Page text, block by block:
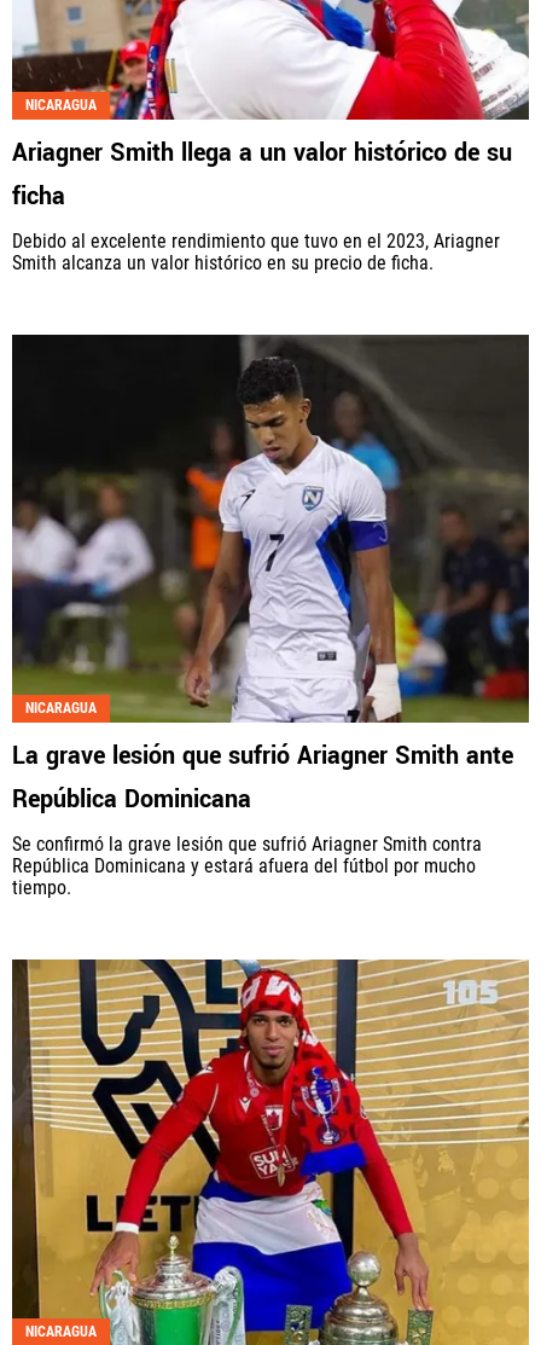
NICARAGUA
Ariagner Smith llega a un valor histórico de su
ficha
Debido al excelente rendimiento que tuvo en el 2023, Ariagner
Smith alcanza un valor histórico en su precio de ficha.
NICARAGUA
La grave lesión que sufrió Ariagner Smith ante
República Dominicana
Se confirmó la grave lesión que sufrió Ariagner Smith contra
República Dominicana y estará afuera del fútbol por mucho
tiempo.
NICARAGUA